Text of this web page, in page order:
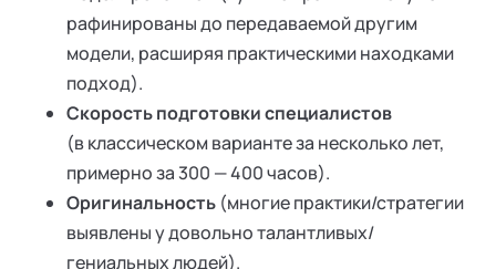
рафинированы до передаваемой другим
модели, расширяя практическими находками
подход).
Скорость подготовки специалистов
(в классическом варианте за несколько лет,
примерно за 300 — 400 часов).
Оригинальность (многие практики/стратегии
выявлены у довольно талантливых/
гениальных людей).